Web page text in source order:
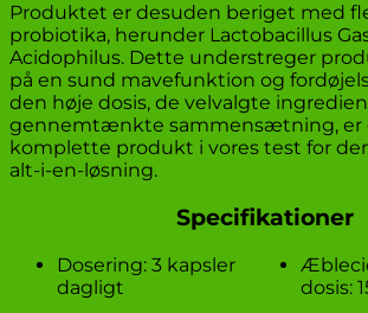
Produktet er desuden beriget med
probiotika, herunder Lactobacillus
Acidophilus. Dette understreger
på en sund mavefunktion og
den høje dosis, de velvalgte
gennemtænkte sammensætning, er
komplette produkt i vores test for
alt-i-en-løsning.
Specifikationer
Dosering: 3 kapsler
dagligt
dosis: